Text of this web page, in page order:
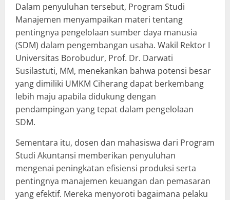
Dalam penyuluhan tersebut, Program Studi
Manajemen menyampaikan materi tentang
pentingnya pengelolaan sumber daya manusia
(SDM) dalam pengembangan usaha. Wakil Rektor I
Universitas Borobudur, Prof. Dr. Darwati
Susilastuti, MM, menekankan bahwa potensi besar
yang dimiliki UMKM Ciherang dapat berkembang
lebih maju apabila didukung dengan
pendampingan yang tepat dalam pengelolaan
SDM.
Sementara itu, dosen dan mahasiswa dari Program
Studi Akuntansi memberikan penyuluhan
mengenai peningkatan efisiensi produksi serta
pentingnya manajemen keuangan dan pemasaran
yang efektif. Mereka menyoroti bagaimana pelaku